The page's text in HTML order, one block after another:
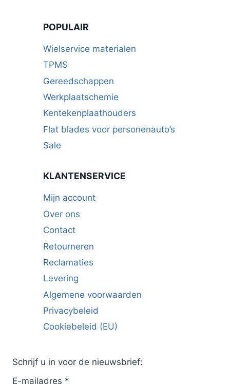
POPULAIR
Wielservice materialen
TPMS
Gereedschappen
Werkplaatschemie
Kentekenplaathouders
Flat blades voor personenauto’s
Sale
KLANTENSERVICE
Mijn account
Over ons
Contact
Retourneren
Reclamaties
Levering
Algemene voorwaarden
Privacybeleid
Cookiebeleid (EU)
Schrijf u in voor de nieuwsbrief:
E-mailadres *